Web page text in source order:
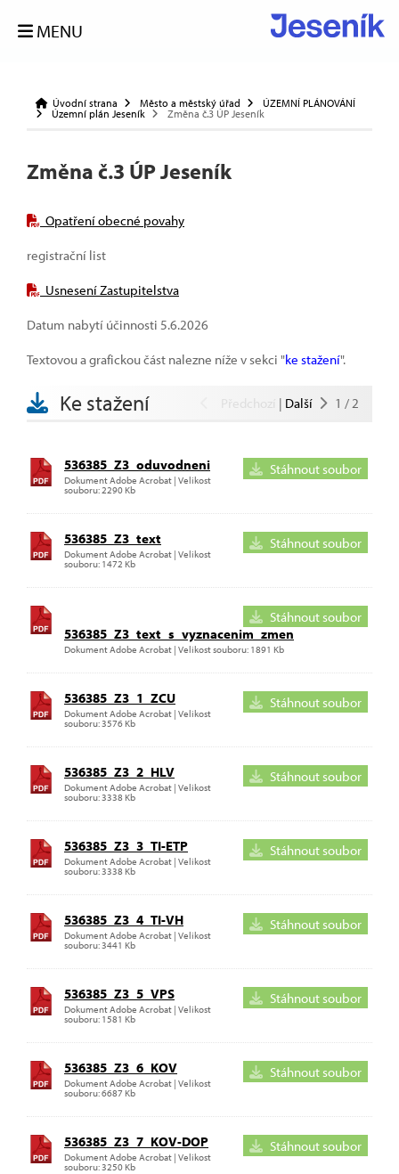
MENU
Úvodní strana Město a městský úřad
ÚZEMNÍ PLÁNOVÁNÍ
Územní plán Jeseník
Změna č.3 ÚP Jeseník
Změna č.3 ÚP Jeseník
Opatření obecné povahy
registrační list
Usnesení Zastupitelstva
Datum nabytí účinnosti 5.6.2026
Textovou a grafickou část nalezne níže v sekci "ke stažení".
Ke stažení Předchozí | Další 1 /2
Stáhnout soubor
536385_Z3_oduvodneni
Dokument Adobe Acrobat | Velikost
souboru: 2290 Kb
Stáhnout soubor
536385_Z3_text
Dokument Adobe Acrobat | Velikost
souboru: 1472 Kb
Stáhnout soubor
536385_Z3_text_s_vyznacenim_zmen
Dokument Adobe Acrobat | Velikost souboru: 1891 Kb
Stáhnout soubor
536385_Z3_1_ZCU
Dokument Adobe Acrobat | Velikost
souboru: 3576 Kb
Stáhnout soubor
536385_Z3_2_HLV
Dokument Adobe Acrobat | Velikost
souboru: 3338 Kb
Stáhnout soubor
536385_Z3_3_TI-ETP
Dokument Adobe Acrobat | Velikost
souboru: 3338 Kb
Stáhnout soubor
536385_Z3_4_TI-VH
Dokument Adobe Acrobat | Velikost
souboru: 3441 Kb
Stáhnout soubor
536385_Z3_5_VPS
Dokument Adobe Acrobat | Velikost
souboru: 1581 Kb
Stáhnout soubor
536385_Z3_6_KOV
Dokument Adobe Acrobat | Velikost
souboru: 6687 Kb
Stáhnout soubor
536385_Z3_7_KOV-DOP
Dokument Adobe Acrobat | Velikost
souboru: 3250 Kb